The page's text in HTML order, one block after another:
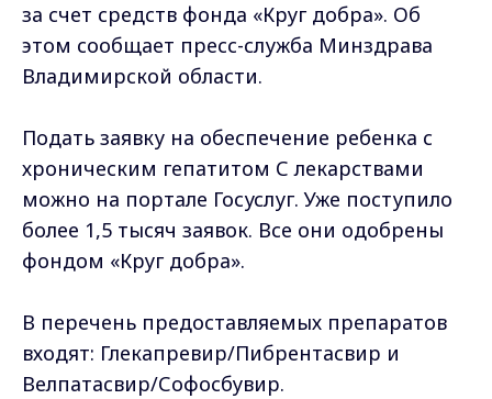
за счет средств фонда «Круг добра». Об
этом сообщает пресс-служба Минздрава
Владимирской области.
Подать заявку на обеспечение ребенка с
хроническим гепатитом С лекарствами
можно на портале Госуслуг. Уже поступило
более 1,5 тысяч заявок. Все они одобрены
фондом «Круг добра».
В перечень предоставляемых препаратов
входят: Глекапревир/Пибрентасвир и
Велпатасвир/Софосбувир.